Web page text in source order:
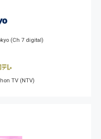
(Ch 7 digital)
TV (NTV)